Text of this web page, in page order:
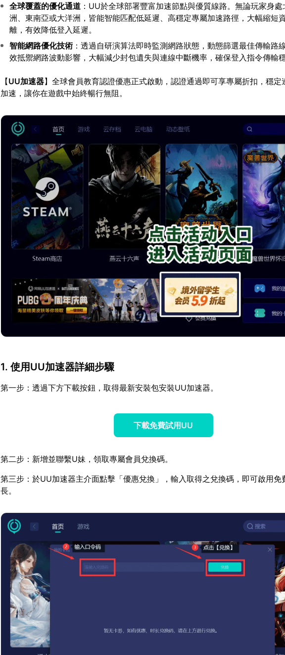
全球覆蓋的優化通道 ：UU於全球部署豐富加速節點與優質線路。無論玩家身
洲、東南亞或大洋洲，皆能智能匹配低延遲、高穩定專屬加速路徑，大幅縮短
離，有效降低登入延遲。
智能網路優化技術：透過自研演算法即時監測網路狀態，動態篩選最佳傳輸路
效抵禦網路波動影響，大幅減少封包遺失與連線中斷機率，確保登入指令傳輸
【UU加速器】全球會員教育認證優惠正式啟動，認證通過即可享專屬折扣，穩定
加速，讓你在遊戲中始終暢行無阻。
1. 使用UU加速器詳細步驟
第一步：透過下方下載按鈕，取得最新安裝包安裝UU加速器。
下載免費試用UU
第二步：新增並聯繫U妹，領取專屬會員兌換碼。
第三步：於UU加速器主介面點擊「優惠兌換」，輸入取得之兌換碼，即可啟用免
長。